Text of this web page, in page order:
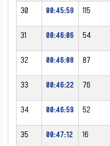
30 00:45:59 115
31 00:46:06 54
32 00:46:08 87
33 00:46:22 76
34 00:46:59 52
35 00:47:12 16